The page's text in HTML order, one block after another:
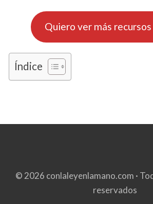
Quiero ver más
Índice
© 2026 conlaleyenlamano.com ·
reservados